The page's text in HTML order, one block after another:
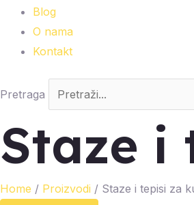
Blog
O nama
Kontakt
Pretraga
Staze i
Home / Proizvodi / Staze i tepisi za